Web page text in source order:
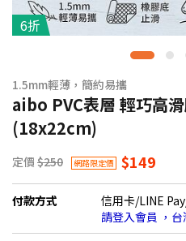
6折
1.5mm輕薄，簡約易攜
aibo PVC表層 輕巧高
(18x22cm)
定價 $250 網路限定價 $149
付款方式
信用卡/LINE
請登入會員 ，